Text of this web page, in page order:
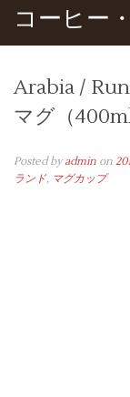
コーヒー
Arabia /
マグ（400ml
Posted byadmin on
ランド, マグカップ